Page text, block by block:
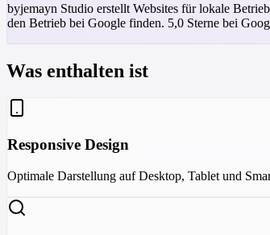
byjemayn Studio erstellt Websites für lokale
den Betrieb bei Google finden. 5,0 Sterne bei
Was enthalten ist
Responsive Design
Optimale Darstellung auf Desktop, Tablet und